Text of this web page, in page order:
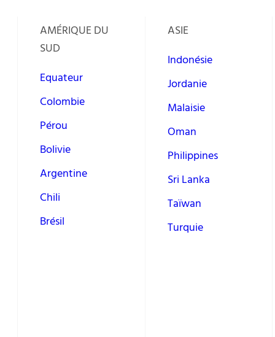
AMÉRIQUE DU
SUD
Equateur
Colombie
Pérou
Bolivie
Argentine
Chili
Brésil
ASIE
Indonésie
Jordanie
Malaisie
Oman
Philippines
Sri Lanka
Taïwan
Turquie